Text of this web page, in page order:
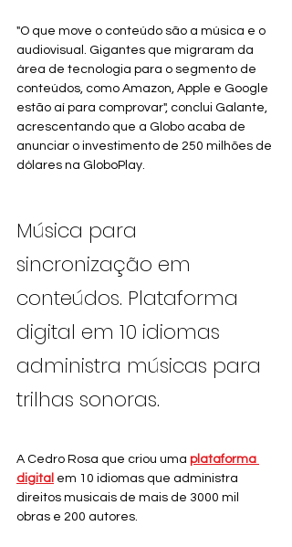
"O que move o conteúdo são a música e o
audiovisual. Gigantes que migraram da
área de tecnologia para o segmento de
conteúdos, como Amazon, Apple e Google
estão aí para comprovar", conclui Galante,
acrescentando que a Globo acaba de
anunciar o investimento de 250 milhões de
dólares na GloboPlay.
Música para
sincronização em
conteúdos. Plataforma
digital em 10 idiomas
administra músicas para
trilhas sonoras.
A Cedro Rosa que criou uma plataforma
digital em 10 idiomas que administra
direitos musicais de mais de 3000 mil
obras e 200 autores.